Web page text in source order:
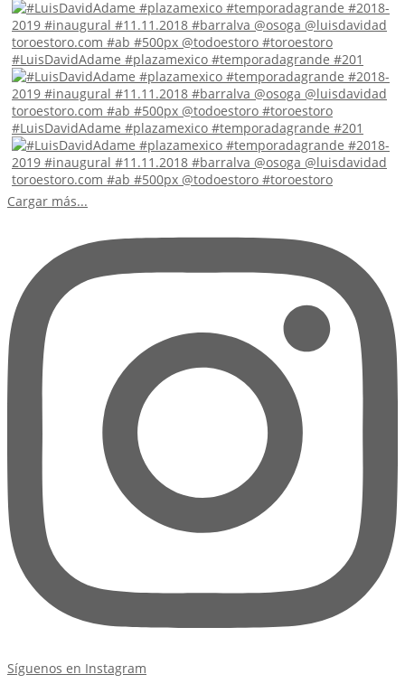
#LuisDavidAdame #plazamexico #temporadagrande #201
#LuisDavidAdame #plazamexico #temporadagrande #201
Cargar más...
Síguenos en Instagram